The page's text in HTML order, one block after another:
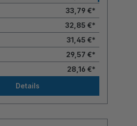
33,79 €*
32,85 €*
31,45 €*
29,57 €*
28,16 €*
Details